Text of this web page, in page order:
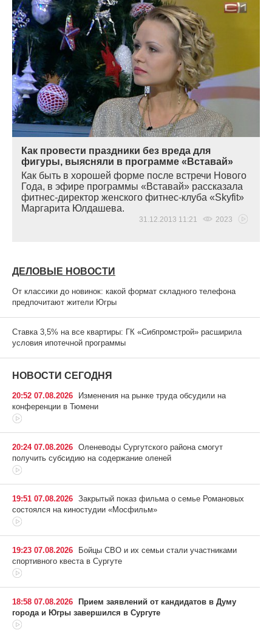
Как провести праздники без вреда для
фигуры, выясняли в программе «Вставай»
Как быть в хорошей форме после встречи Нового
Года, в эфире программы «Вставай» рассказала
фитнес-директор женского фитнес-клуба «Skyfit»
Маргарита Юлдашева.
31.12.2013 11:21 2023
ДЕЛОВЫЕ НОВОСТИ
От классики до новинок: какой формат складного телефона
предпочитают жители Югры
Ставка 3,5% на все квартиры: ГК «Сибпромстрой» расширила
условия ипотечной программы
НОВОСТИ СЕГОДНЯ
20:52 07.08.2026
Изменения на рынке труда обсудили на
конференции в Тюмени
20:24 07.08.2026 Оленеводы Сургутского района смогут
получить субсидию на содержание оленей
19:51 07.08.2026 Закрытый показ фильма о семье Романовых
состоялся на киностудии «Мосфильм»
19:23 07.08.2026
Бойцы СВО и их семьи стали участниками
спортивного квеста в Сургуте
18:58 07.08.2026 Прием заявлений от кандидатов в Думу
города и Югры завершился в Сургуте